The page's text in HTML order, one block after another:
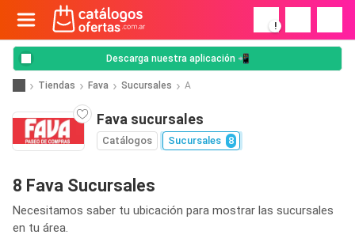
!
Descarga nuestra aplicación 📲
Tiendas Fava Sucursales A
Fava sucursales
Catálogos Sucursales 8
8 Fava Sucursales
Necesitamos saber tu ubicación para mostrar las sucursales
en tu área.